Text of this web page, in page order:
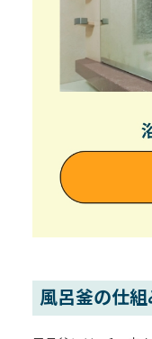
風呂釜の仕